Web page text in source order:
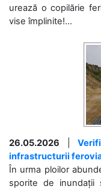
urează o copilărie
vise împlinite!...
26.05.2026 |
infrastructurii
În urma ploilor
sporite de inundații